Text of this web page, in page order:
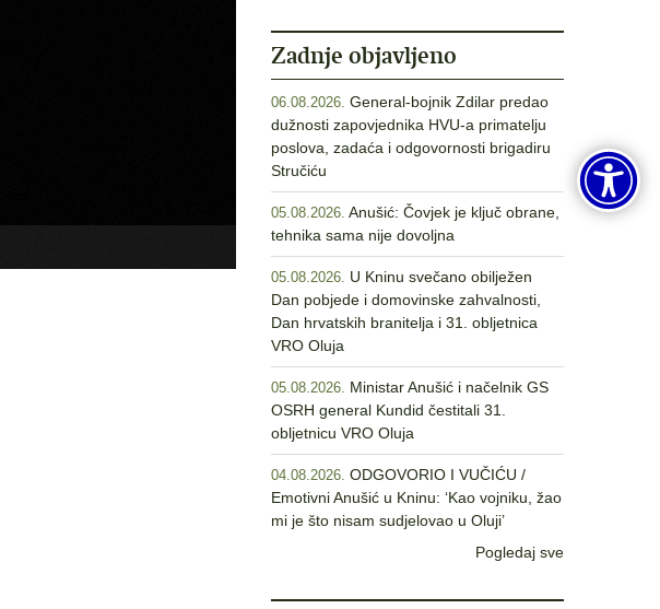
Zadnje objavljeno
06.08.2026. General-bojnik Zdilar predao
dužnosti zapovjednika HVU-a primatelju
poslova, zadaća i odgovornosti brigadiru
Stručiću
05.08.2026. Anušić: Čovjek je ključ obrane,
tehnika sama nije dovoljna
05.08.2026. U Kninu svečano obilježen
Dan pobjede i domovinske zahvalnosti,
Dan hrvatskih branitelja i 31. obljetnica
VRO Oluja
05.08.2026. Ministar Anušić i načelnik GS
OSRH general Kundid čestitali 31.
obljetnicu VRO Oluja
04.08.2026. ODGOVORIO I VUČIĆU /
Emotivni Anušić u Kninu: ‘Kao vojniku, žao
mi je što nisam sudjelovao u Oluji’
Pogledaj sve